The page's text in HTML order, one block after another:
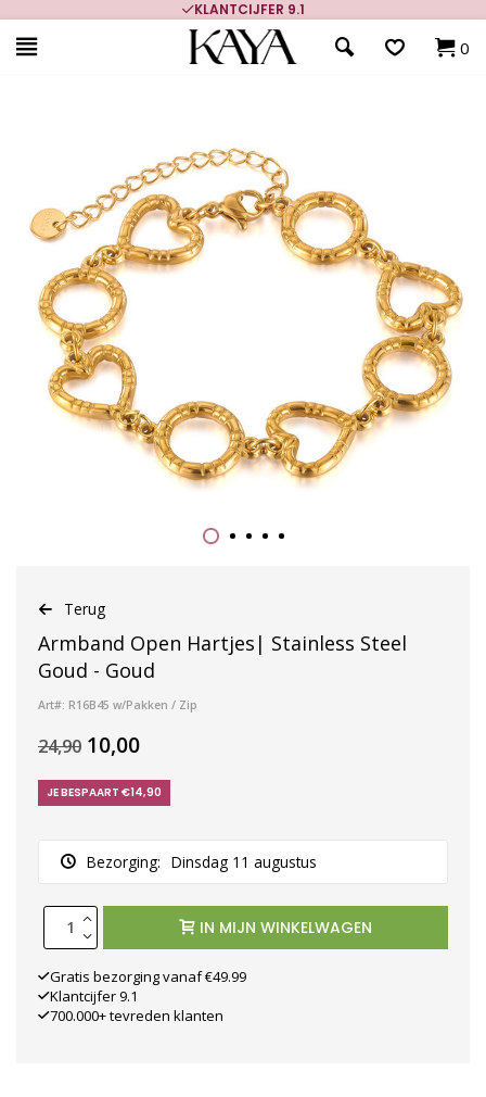
KLANTCIJFER 9.1
0
Terug
Armband Open Hartjes| Stainless Steel
Goud - Goud
Art#: R16B45 w/Pakken / Zip
24,90 10,00
JE BESPAART €14,90
Bezorging: Dinsdag 11 augustus
IN MIJN WINKELWAGEN
Gratis bezorging vanaf €49.99
Klantcijfer 9.1
700.000+ tevreden klanten